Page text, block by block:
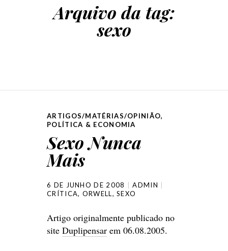
Arquivo da tag:
sexo
ARTIGOS/MATÉRIAS/OPINIÃO,
POLÍTICA & ECONOMIA
Sexo Nunca
Mais
6 DE JUNHO DE 2008
ADMIN
CRÍTICA, ORWELL,SEXO
Artigo originalmente publicado no
site Duplipensar em 06.08.2005.